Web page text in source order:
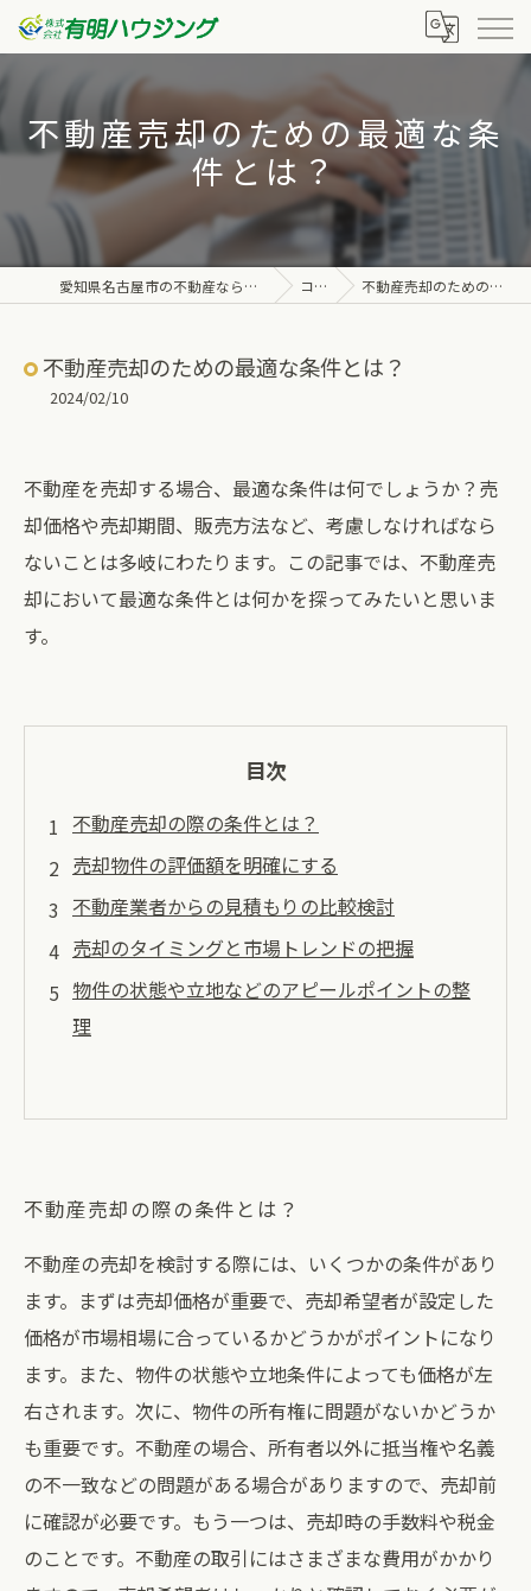
不動産売却のための最適な条
件とは？
愛知県名古屋市の不動産なら株式会社有明ハウジング コラム 不動産売却のための最適な条件とは？
不動産売却のための最適な条件とは？
2024/02/10
不動産を売却する場合、最適な条件は何でしょうか？売
却価格や売却期間、販売方法など、考慮しなければなら
ないことは多岐にわたります。この記事では、不動産売
却において最適な条件とは何かを探ってみたいと思いま
す。
目次
不動産売却の際の条件とは？
売却物件の評価額を明確にする
不動産業者からの見積もりの比較検討
売却のタイミングと市場トレンドの把握
物件の状態や立地などのアピールポイントの整
理
不動産売却の際の条件とは？
不動産の売却を検討する際には、いくつかの条件があり
ます。まずは売却価格が重要で、売却希望者が設定した
価格が市場相場に合っているかどうかがポイントになり
ます。また、物件の状態や立地条件によっても価格が左
右されます。次に、物件の所有権に問題がないかどうか
も重要です。不動産の場合、所有者以外に抵当権や名義
の不一致などの問題がある場合がありますので、売却前
に確認が必要です。もう一つは、売却時の手数料や税金
のことです。不動産の取引にはさまざまな費用がかかり